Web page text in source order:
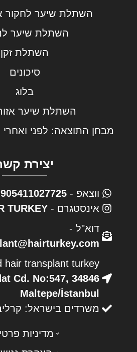
השתלת שיער לחקור
השתלת שיער
השתלת זקן
סיכונים
בלוג
השתלת שיער
מבחן התוצאה: לפני
יצירת
ווצאפ - 905411027725+
אינסטגרם - TURKEY
דוא"ל -
hair transplant turkey
Cd. No:547, 34846
Maltepe/İstanbul
משרדים בישראל: קרליבך 10 תל
מדיניות